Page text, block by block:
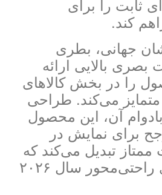
ثابت را برای
کند.
جهانی، بطری
بالایی ارائه
را در بخش کالاهای
می‌کند. طراحی
آن، این محصول
برای نمایش در
تبدیل می‌کند که
کاملاً با روندهای راحتی‌محور سال ۲۰۲۶